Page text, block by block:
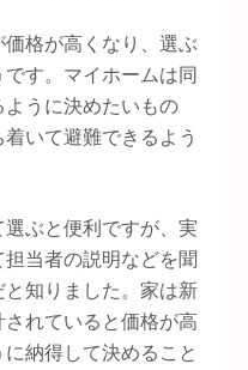
格が高くなり、選ぶ
す。マイホームは同
うに決めたいもの
いて避難できるよう
ぶと便利ですが、実
当者の説明などを聞
知りました。家は新
れていると価格が高
納得して決めること